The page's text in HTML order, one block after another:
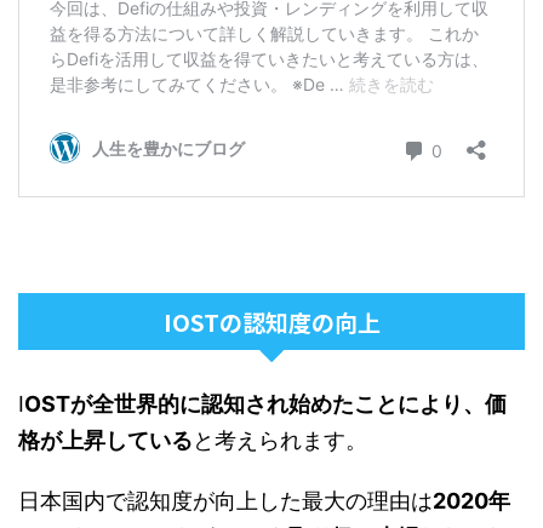
IOSTの認知度の向上
IOSTが全世界的に認知され始めたことにより、価
格が上昇していると考えられます。
日本国内で認知度が向上した最大の理由は2020年